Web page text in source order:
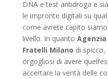
DNA e test antidroga e
le impronte digitali su
come avrete capito
livello. In quanto
Fratelli Milano di
orgogliosi di avere
accertare la verità delle